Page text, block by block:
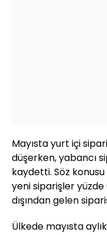
Mayısta yurt içi
düşerken, yabancı
kaydetti. Söz
yeni siparişler
dışından gelen
Ülkede mayısta